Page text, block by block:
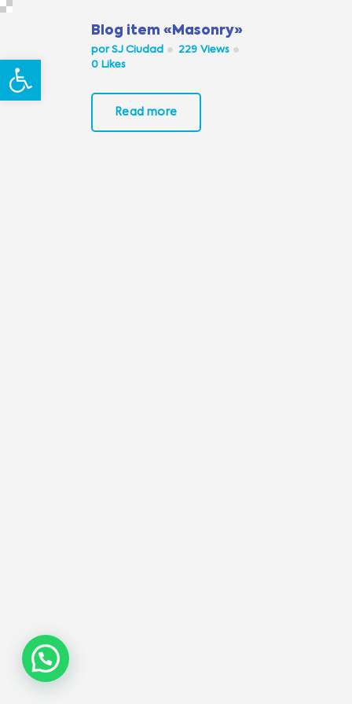
Abrir barra de herramientas
Blog item «Masonry»
porSJ Ciudad 229 Views
0 Likes
Read more